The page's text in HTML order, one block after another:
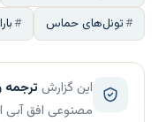
تونل‌های حماس
این گزارش ترجمه
مصنوعی افق آبی